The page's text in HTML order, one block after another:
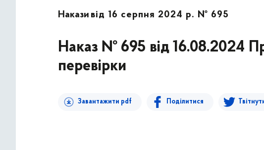
Накази від 16 серпня 2024 р. № 695
Наказ № 695 від 16.08.2024
перевірки
Завантажити pdf Поділитися